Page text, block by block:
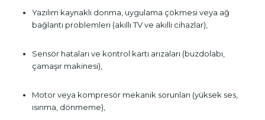
Yazılım kaynaklı donma, uygulama çökmesi veya ağ
bağlantı problemleri (akıllı TV ve akıllı cihazlar),
Sensör hataları ve kontrol kartı arızaları (buzdolabı,
çamaşır makinesi),
Motor veya kompresör mekanik sorunları (yüksek ses,
ısınma, dönmeme),